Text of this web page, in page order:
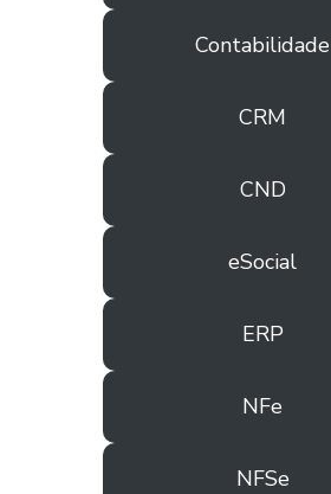
Contabilidade
CRM
CND
eSocial
ERP
NFe
NFSe